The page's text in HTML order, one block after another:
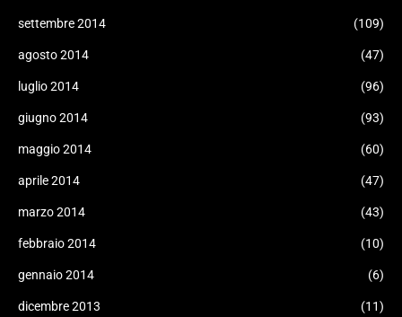
settembre 2014 (109)
agosto 2014 (47)
luglio 2014 (96)
giugno 2014 (93)
maggio 2014 (60)
aprile 2014 (47)
marzo 2014 (43)
febbraio 2014 (10)
gennaio 2014 (6)
dicembre 2013 (11)